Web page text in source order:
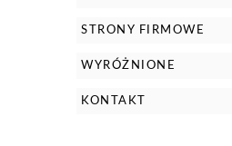
STRONY FIRMOWE
WYRÓŻNIONE
KONTAKT